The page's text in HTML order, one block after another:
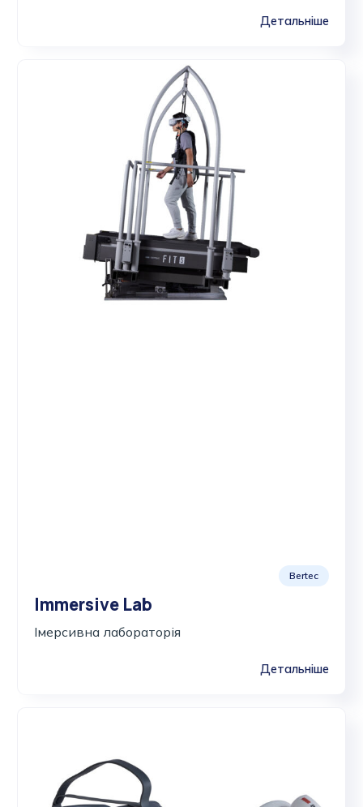
Детальніше
Bertec
Immersive Lab
Імерсивна лабораторія
Детальніше